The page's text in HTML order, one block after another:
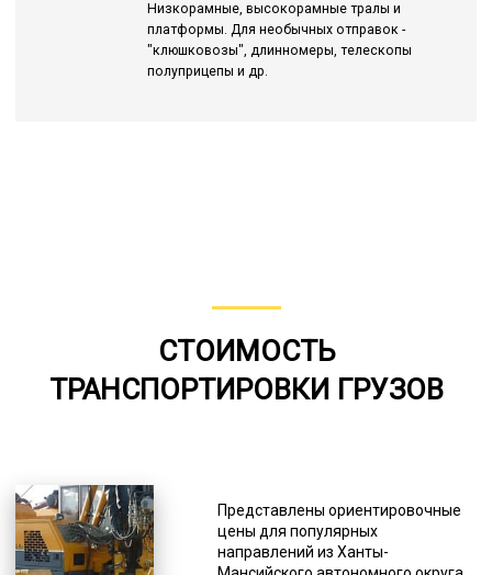
Низкорамные, высокорамные тралы и
платформы. Для необычных отправок -
"клюшковозы", длинномеры, телескопы
полуприцепы и др.
СТОИМОСТЬ
ТРАНСПОРТИРОВКИ ГРУЗОВ
Представлены ориентировочные
цены для популярных
направлений из Ханты-